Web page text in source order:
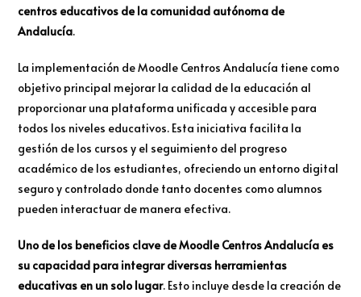
centros educativos de la comunidad autónoma de
Andalucía.
La implementación de Moodle Centros Andalucía tiene como
objetivo principal mejorar la calidad de la educación al
proporcionar una plataforma unificada y accesible para
todos los niveles educativos. Esta iniciativa facilita la
gestión de los cursos y el seguimiento del progreso
académico de los estudiantes, ofreciendo un entorno digital
seguro y controlado donde tanto docentes como alumnos
pueden interactuar de manera efectiva.
Uno de los beneficios clave de Moodle Centros Andalucía es
su capacidad para integrar diversas herramientas
educativas en un solo lugar. Esto incluye desde la creación de